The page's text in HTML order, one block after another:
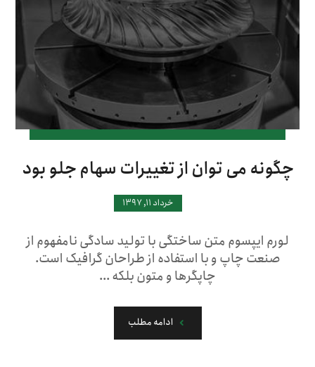
چگونه می توان از تغییرات سهام جلو بود
خرداد ۱۱, ۱۳۹۷
لورم ایپسوم متن ساختگی با تولید سادگی نامفهوم از
صنعت چاپ و با استفاده از طراحان گرافیک است.
چاپگرها و متون بلکه ...
ادامه مطلب